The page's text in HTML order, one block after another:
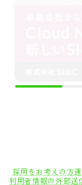
採用をお考えの方
利用者情報の外部送